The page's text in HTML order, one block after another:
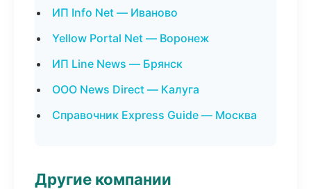
ИП Info Net — Иваново
Yellow Portal Net — Воронеж
ИП Line News — Брянск
ООО News Direct — Калуга
Справочник Express Guide — Москва
Другие компании